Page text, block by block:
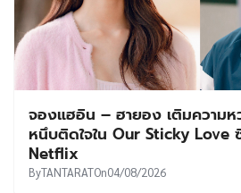
จองแฮอิน – ฮายอง เติมความห
หนึบติดใจใน Our Sticky Love
Netflix
ByTANTARATOn04/08/2026